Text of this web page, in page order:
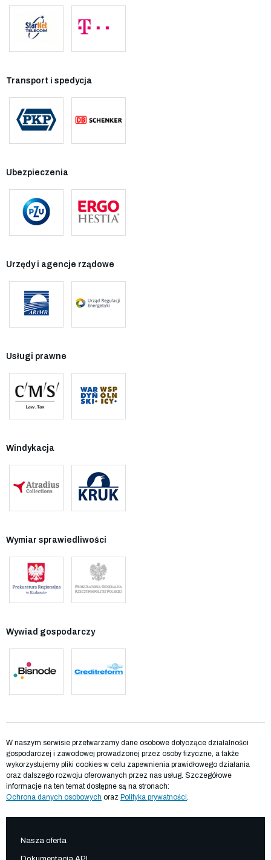
Transport i spedycja
Ubezpieczenia
Urzędy i agencje rządowe
Usługi prawne
Windykacja
Wymiar sprawiedliwości
Wywiad gospodarczy
W naszym serwisie przetwarzamy dane osobowe dotyczące działalności
gospodarczej i zawodowej prowadzonej przez osoby fizyczne, a także
wykorzystujemy pliki cookies w celu zapewnienia prawidłowego działania
oraz dalszego rozwoju oferowanych przez nas usług. Szczegółowe
informacje na ten temat dostępne są na stronach:
Ochrona danych osobowych oraz Polityka prywatności.
Nasza oferta